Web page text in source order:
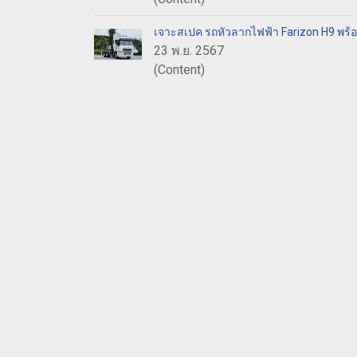
เจาะสเปค รถหัวลากไฟฟ้า Farizon H9 พ
23 พ.ย. 2567
(Content)